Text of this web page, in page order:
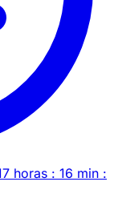
horas : 16 min :